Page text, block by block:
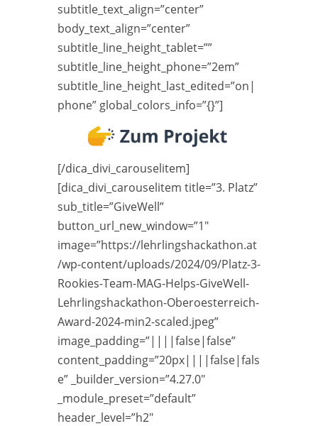
subtitle_text_align=”center”
body_text_align=”center”
subtitle_line_height_tablet=””
subtitle_line_height_phone=”2em”
subtitle_line_height_last_edited=”on|
phone” global_colors_info=”{}”]
[/dica_divi_carouselitem]
[dica_divi_carouselitem title=”3. Platz”
sub_title=”GiveWell”
button_url_new_window=”1″
image=”https://lehrlingshackathon.at
/wp-content/uploads/2024/09/Platz-3-
Rookies-Team-MAG-Helps-GiveWell-
Lehrlingshackathon-Oberoesterreich-
Award-2024-min2-scaled.jpeg”
image_padding=”||||false|false”
content_padding=”20px||||false|fals
e” _builder_version=”4.27.0″
_module_preset=”default”
header_level=”h2″